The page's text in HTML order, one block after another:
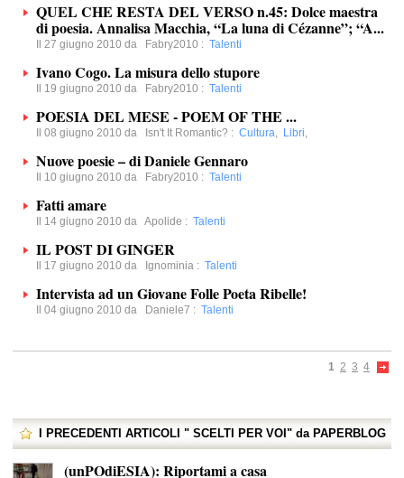
QUEL CHE RESTA DEL VERSO n.45: Dolce maestra
di poesia. Annalisa Macchia, “La luna di Cézanne”; “A...
Il 27 giugno 2010 da Fabry2010 : Talenti
Ivano Cogo. La misura dello stupore
Il 19 giugno 2010 da Fabry2010 : Talenti
POESIA DEL MESE - POEM OF THE ...
Il 08 giugno 2010 da Isn't It Romantic? : Cultura, Libri,
Nuove poesie – di Daniele Gennaro
Il 10 giugno 2010 da Fabry2010 : Talenti
Fatti amare
Il 14 giugno 2010 da Apolide : Talenti
IL POST DI GINGER
Il 17 giugno 2010 da Ignominia : Talenti
Intervista ad un Giovane Folle Poeta Ribelle!
Il 04 giugno 2010 da Daniele7 : Talenti
1 2 3 4
I PRECEDENTI ARTICOLI " SCELTI PER VOI" da PAPERBLOG
(unPOdiESIA): Riportami a casa